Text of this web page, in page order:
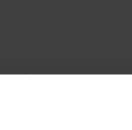
toe